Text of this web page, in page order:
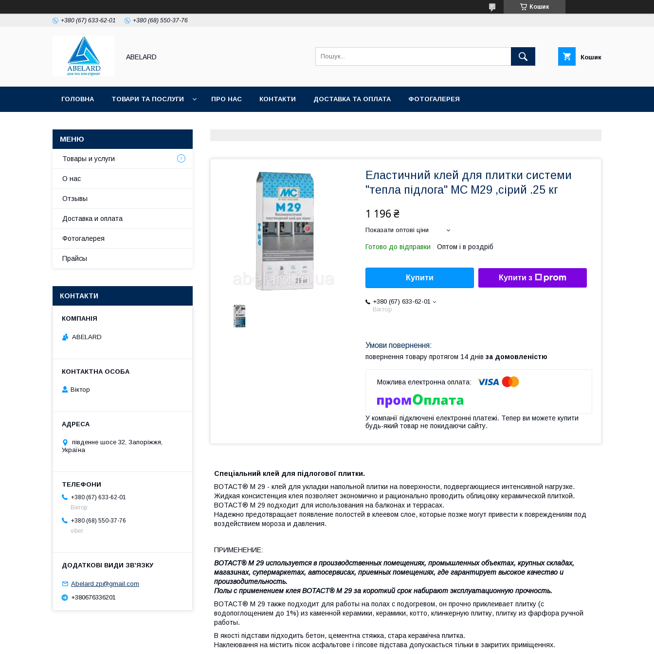
Кошик
+380 (67) 633-62-01 +380 (68) 550-37-76
ABELARD Кошик
ГОЛОВНА ТОВАРИ ТА ПОСЛУГИ ПРО НАС КОНТАКТИ ДОСТАВКА ТА ОПЛАТА ФОТОГАЛЕРЕЯ
Еластичний клей для плитки системи
"тепла підлога" МС M29 ,сірий .25 кг
1 196 ₴
Показати оптові ціни
Готово до відправки Оптом і в роздріб
Купити Купити з
+380 (67) 633-62-01
Віктор
повернення товару протягом 14 днів за домовленістю
У компанії підключені електронні платежі. Тепер ви можете купити
будь-який товар не покидаючи сайту.
Спеціальний клей для підлогової плитки.
BOTACT® M 29 - клей для укладки напольной плитки на поверхности, подвергающиеся интенсивной нагрузке.
Жидкая консистенция клея позволяет экономично и рационально проводить облицовку керамической плиткой.
BOTACT® M 29 подходит для использования на балконах и террасах.
Надежно предотвращает появление полостей в клеевом слое, которые позже могут привести к повреждениям под
воздействием мороза и давления.
ПРИМЕНЕНИЕ:
BOTACT® M 29 используется в производственных помещениях, промышленных объектах, крупных складах,
магазинах, супермаркетах, автосервисах, приемных помещениях, где гарантирует высокое качество и
производительность.
Полы с применением клея BOTACT® M 29 за короткий срок набирают эксплуатационную прочность.
BOTACT® M 29 также подходит для работы на полах с подогревом, он прочно приклеивает плитку (с
водопоглощением до 1%) из каменной керамики, керамики, котто, клинкерную плитку, плитку из фарфора ручной
работы.
В якості підстави підходить бетон, цементна стяжка, стара керамічна плитка.
Наклеювання на містить пісок асфальтове і гіпсове підстава допускається тільки в закритих приміщеннях.
Товары и услуги
О нас
Отзывы
Доставка и оплата
Фотогалерея
Прайсы
КОНТАКТИ
ABELARD
Віктор
південне шосе 32, Запоріжжя,
Україна
+380 (67) 633-62-01
Віктор
+380 (68) 550-37-76
viber
Abelard.zp@gmail.com
+380676336201